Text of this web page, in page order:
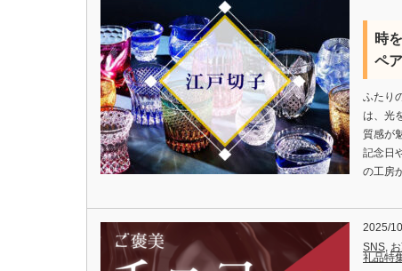
時
ペ
ふたり
は、光
質感が
記念日
の工房
2025/
SNS,
礼品特